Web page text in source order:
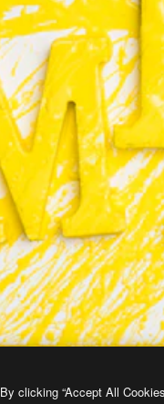
By clicking “Accept All